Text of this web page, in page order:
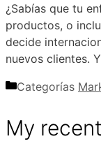
¿Sabías que tu
productos, o
decide
nuevos clientes.
Categorías
My